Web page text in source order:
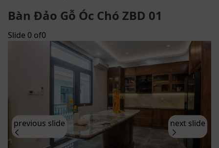
Bàn Đảo Gỗ Óc Chó ZBD 01
Slide 0 of0
previous slide next slide